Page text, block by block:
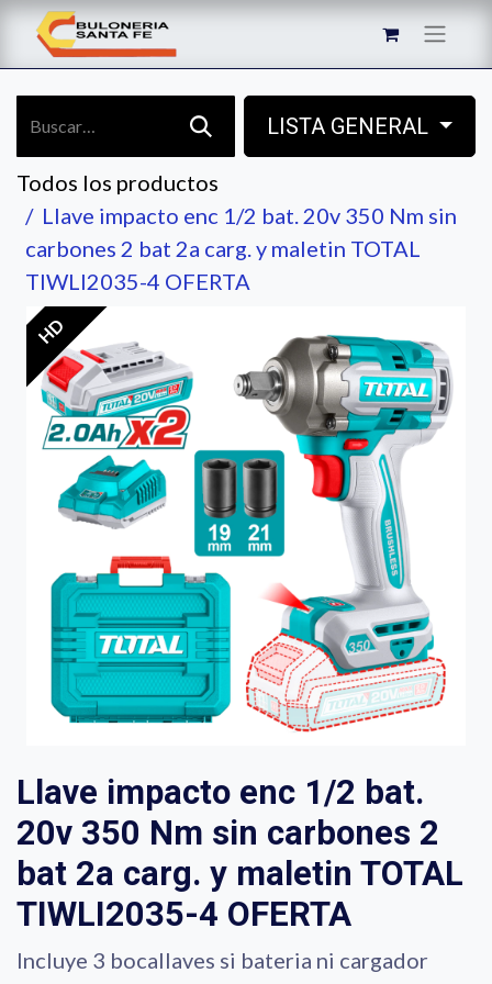
LISTA GENERAL
Todos los productos
Llave impacto enc 1/2 bat. 20v 350 Nm sin
carbones 2 bat 2a carg. y maletin TOTAL
TIWLI2035-4 OFERTA
HD
Llave impacto enc 1/2 bat.
20v 350 Nm sin carbones 2
bat 2a carg. y maletin TOTAL
TIWLI2035-4 OFERTA
Incluye 3 bocallaves si bateria ni cargador